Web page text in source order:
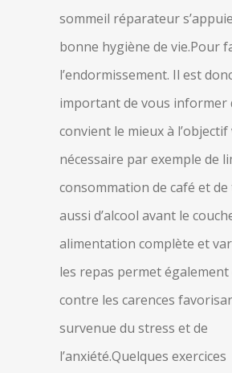
sommeil réparateur
bonne hygiène de vie.Pour
l’endormissement. Il est
important de vous informer
convient le mieux à l’objectif
nécessaire par exemple de
consommation de café et de
aussi d’alcool avant le
alimentation complète et
les repas permet
contre les carences
survenue du stress et de
l’anxiété.Quelques exercices